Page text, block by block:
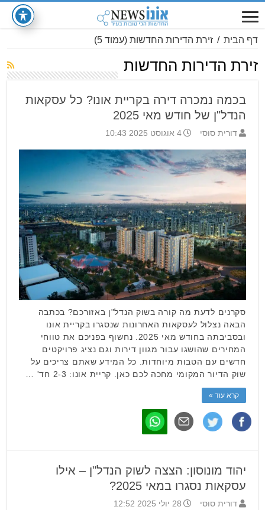
דף הבית / זירת הדירות החדשות (עמוד 5)
זירת הדירות החדשות
בכמה נמכרה דירה בקריית אונו? כל עסקאות
הנדל"ן של חודש מאי 2025
דורית סוסי 4 אוגוסט 2025 10:43
סקרנים לדעת מה קורה בשוק הנדל"ן באזורכם? בכתבה
הבאה נצלול לעסקאות האחרונות שנסגרו בקריית אונו
ובסביבתה בחודש מאי 2025. נחשוף בפניכם את טווחי
המחירים שהושגו עבור מגוון דירות וגם נציג פרויקטים
חדשים עם הטבות מיוחדות. כל המידע שאתם צריכים על
שוק הדיור המקומי מחכה לכם כאן. קריית אונו: 2-3 חד' …
קרא עוד »
יהוד מונוסון: הצצה לשוק הנדל"ן – אילו
עסקאות נסגרו במאי 2025?
דורית סוסי 28 יולי 2025 12:52